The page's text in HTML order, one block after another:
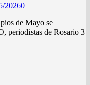
20260
de Mayo se
periodistas de Rosario 3